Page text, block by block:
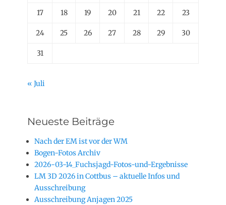
17 18 19 20 21 22 23
24 25 26 27 28 29 30
31
« Juli
Neueste Beiträge
Nach der EM ist vor der WM
Bogen-Fotos Archiv
2026-03-14_Fuchsjagd-Fotos-und-Ergebnisse
LM 3D 2026 in Cottbus – aktuelle Infos und
Ausschreibung
Ausschreibung Anjagen 2025